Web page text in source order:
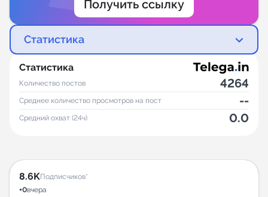
Получить ссылку
Статистика
Статистика
Количество постов 4264
Среднее количество просмотров на пост --
Средний охват (24ч) 0.0
8.6KПодписчиков*
+0вчера